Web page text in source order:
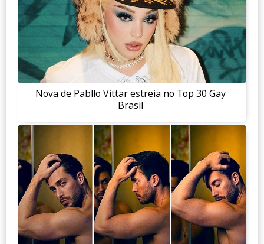
Nova de Pabllo Vittar estreia no Top 30 Gay
Brasil